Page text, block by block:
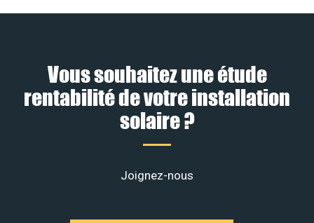
Vous souhaitez une étude
rentabilité de votre installation
solaire ?
Joignez-nous